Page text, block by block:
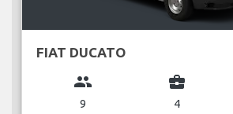
FIAT DUCATO
group
9
business_center
4